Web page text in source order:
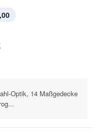
Optik, 14 Maßgedecke